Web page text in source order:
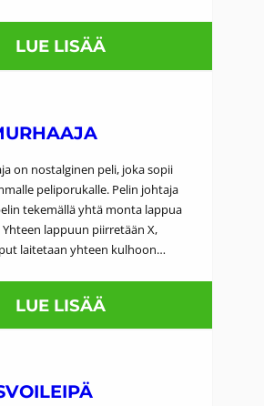
R
LUE LISÄÄ:
K
T
Ä
P
L
on nostalginen peli, joka sopii
peliporukalle. Pelin johtaja
tekemällä yhtä monta lappua
Yhteen lappuun piirretään X,
laitetaan yhteen kulhoon…
LUE LISÄÄ:
S